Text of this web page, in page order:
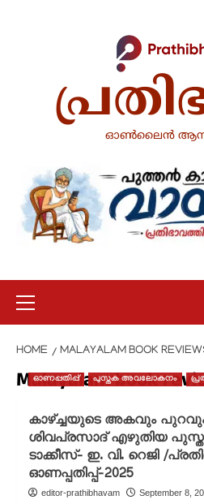
ഓൺലൈൻ
HOME MALAYALAM BOOK
Malayalam book
ഓണപ്പതിപ്പ് പുസ്തക അവലോകനം
കാഴ്ച്ചയുടെ അകവും
ശിവപ്രസാദ് എഴുതിയ
ടാക്കീസ്- ഇ. വി. റെജി /
ഓണപ്പതിപ്പ്-2025
editor-prathibhavam September 8,